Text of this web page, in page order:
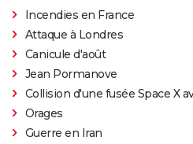
Incendies en France
Attaque à Londres
Canicule d'août
Jean Pormanove
Collision d'une fusée Space X
Orages
Guerre en Iran